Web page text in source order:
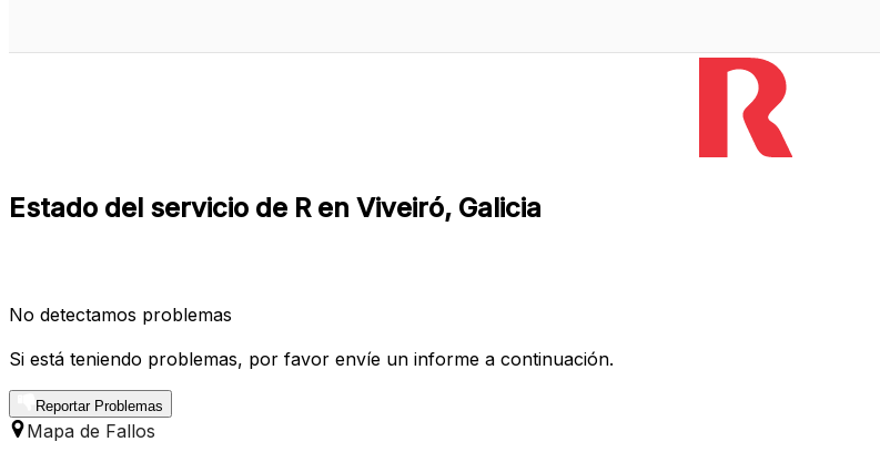
Estado del servicio de R en Viveiró, Galicia
No detectamos problemas
Si está teniendo problemas, por favor envíe un informe a continuación.
Reportar Problemas
Mapa de Fallos